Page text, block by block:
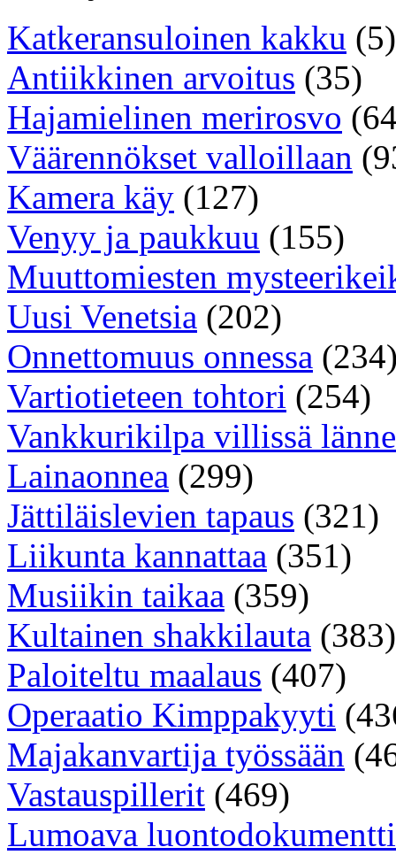
Katkeransuloinen kakku (5)
Antiikkinen arvoitus (35)
Hajamielinen merirosvo
Väärennökset valloillaan
Kamera käy (127)
Venyy ja paukkuu (155)
Muuttomiesten
Uusi Venetsia (202)
Onnettomuus onnessa
Vartiotieteen tohtori (254)
Vankkurikilpa villissä
Lainaonnea (299)
Jättiläislevien tapaus (321)
Liikunta kannattaa (351)
Musiikin taikaa (359)
Kultainen shakkilauta (383)
Paloiteltu maalaus (407)
Operaatio Kimppakyyti
Majakanvartija työssään
Vastauspillerit (469)
Lumoava luontodokumentti